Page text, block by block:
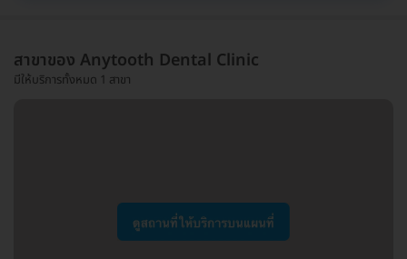
สาขาของ Anytooth Dental Clinic
มีให้บริการทั้งหมด 1 สาขา